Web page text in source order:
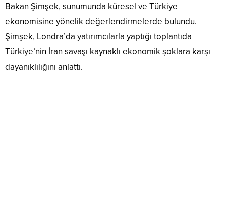
Bakan Şimşek, sunumunda küresel ve Türkiye
ekonomisine yönelik değerlendirmelerde bulundu.
Şimşek, Londra’da yatırımcılarla yaptığı toplantıda
Türkiye’nin İran savaşı kaynaklı ekonomik şoklara karşı
dayanıklılığını anlattı.